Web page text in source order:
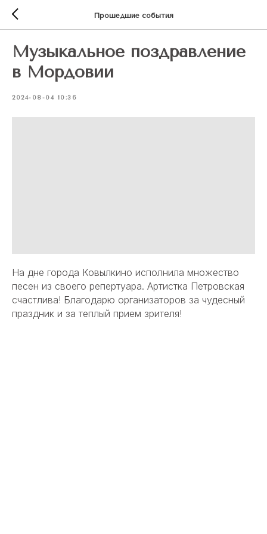
Прошедшие события
Музыкальное поздравление
в Мордовии
2024-08-04 10:36
На дне города Ковылкино исполнила множество
песен из своего репертуара. Артистка Петровская
счастлива! Благодарю организаторов за чудесный
праздник и за теплый прием зрителя!